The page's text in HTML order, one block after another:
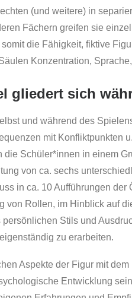
(und weitere) in
Fächern greifen sie
die Fähigkeit, fiktive
Konzentration,
gliedert sich
und während des
mit Konfliktpunkten
Schüler*innen in einem
von ca. sechs
in ca. 10 Aufführungen der
von Rollen, im Hinblick auf
Stils und
zu erarbeiten.
Aspekte der Figur mit
Entwicklung